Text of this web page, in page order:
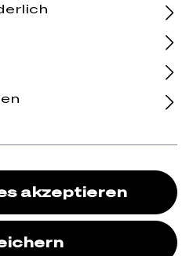
Nature
akzeptieren